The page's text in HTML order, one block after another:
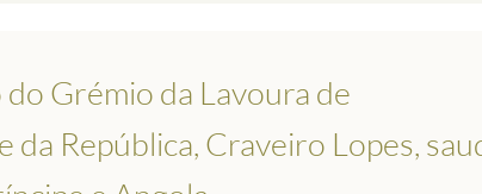
Grémio da Lavoura de
República, Craveiro Lopes,